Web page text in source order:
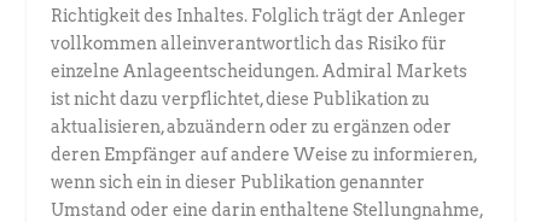
Richtigkeit des Inhaltes. Folglich trägt der Anleger
vollkommen alleinverantwortlich das Risiko für
einzelne Anlageentscheidungen. Admiral Markets
ist nicht dazu verpflichtet, diese Publikation zu
aktualisieren, abzuändern oder zu ergänzen oder
deren Empfänger auf andere Weise zu informieren,
wenn sich ein in dieser Publikation genannter
Umstand oder eine darin enthaltene Stellungnahme,